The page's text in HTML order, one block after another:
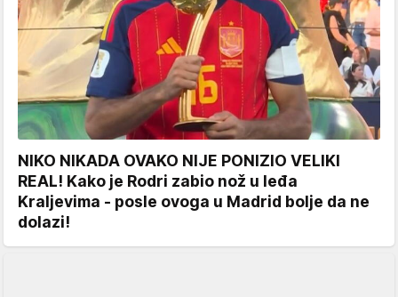
NIKO NIKADA OVAKO NIJE PONIZIO VELIKI
REAL! Kako je Rodri zabio nož u leđa
Kraljevima - posle ovoga u Madrid bolje da ne
dolazi!